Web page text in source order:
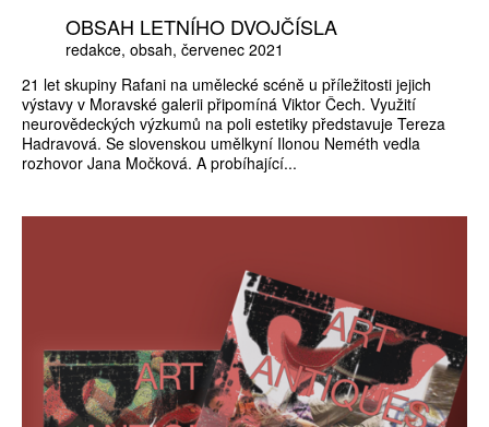
OBSAH LETNÍHO DVOJČÍSLA
redakce obsah červenec 2021
21 let skupiny Rafani na umělecké scéně u příležitosti jejich
výstavy v Moravské galerii připomíná Viktor Čech. Využití
neurovědeckých výzkumů na poli estetiky představuje Tereza
Hadravová. Se slovenskou umělkyní Ilonou Neméth vedla
rozhovor Jana Močková. A probíhající...